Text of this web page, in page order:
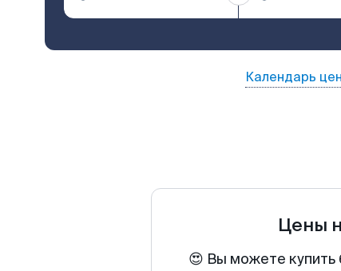
Календарь цен
Цены
😍 Вы можете купить